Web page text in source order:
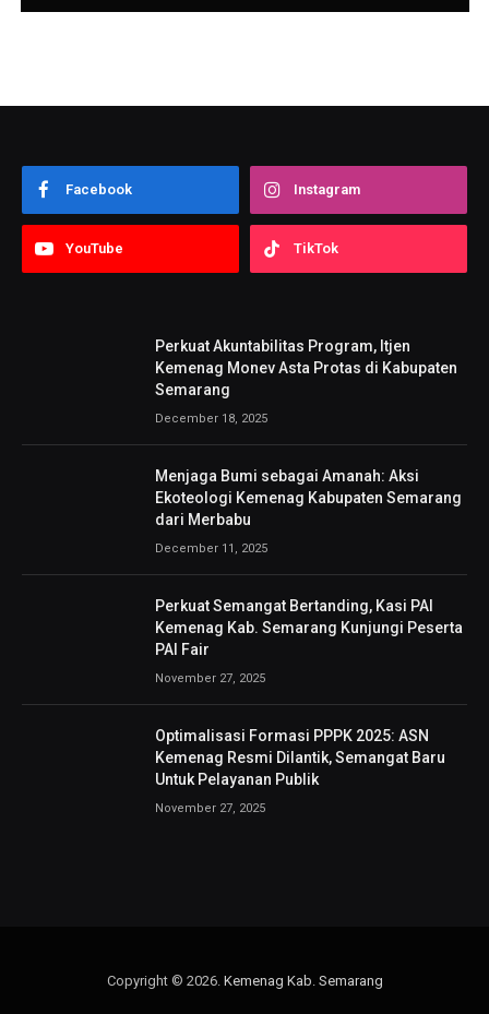
Facebook Instagram
YouTube TikTok
Perkuat Akuntabilitas Program, Itjen
Kemenag Monev Asta Protas di Kabupaten
Semarang
December 18, 2025
Menjaga Bumi sebagai Amanah: Aksi
Ekoteologi Kemenag Kabupaten Semarang
dari Merbabu
December 11, 2025
Perkuat Semangat Bertanding, Kasi PAI
Kemenag Kab. Semarang Kunjungi Peserta
PAI Fair
November 27, 2025
Optimalisasi Formasi PPPK 2025: ASN
Kemenag Resmi Dilantik, Semangat Baru
Untuk Pelayanan Publik
November 27, 2025
Copyright © 2026. Kemenag Kab. Semarang